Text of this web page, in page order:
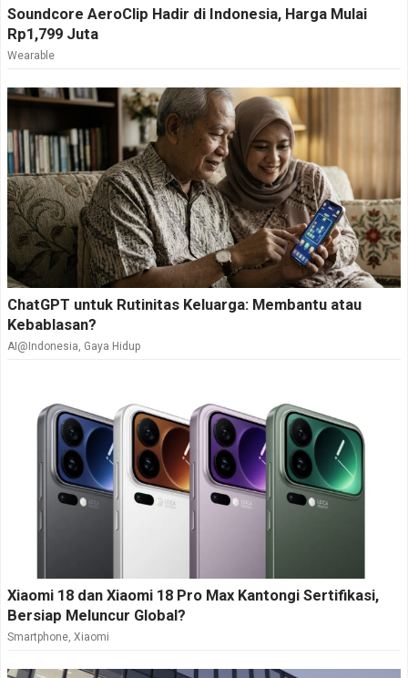
Soundcore AeroClip Hadir di Indonesia, Harga Mulai
Rp1,799 Juta
Wearable
ChatGPT untuk Rutinitas Keluarga: Membantu atau
Kebablasan?
AI@Indonesia, Gaya Hidup
Xiaomi 18 dan Xiaomi 18 Pro Max Kantongi Sertifikasi,
Bersiap Meluncur Global?
Smartphone, Xiaomi